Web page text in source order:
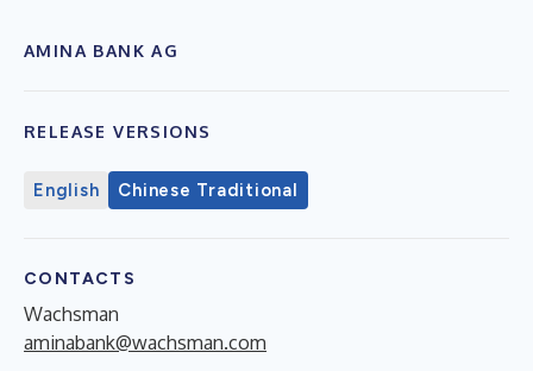
AMINA BANK AG
RELEASE VERSIONS
English Chinese Traditional
CONTACTS
Wachsman
aminabank@wachsman.com